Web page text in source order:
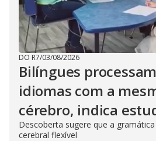
DO R7/03/08/2026
Bilíngues
idiomas com a
cérebro, indica
Descoberta sugere que a
cerebral flexível